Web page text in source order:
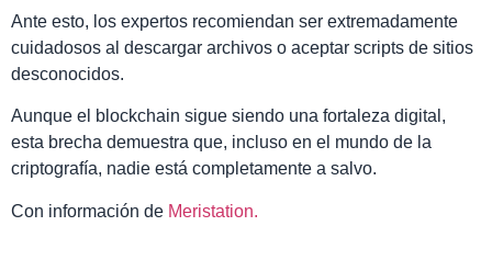
Ante esto, los expertos recomiendan ser extremadamente
cuidadosos al descargar archivos o aceptar scripts de sitios
desconocidos.
Aunque el blockchain sigue siendo una fortaleza digital,
esta brecha demuestra que, incluso en el mundo de la
criptografía, nadie está completamente a salvo.
Con información de Meristation.